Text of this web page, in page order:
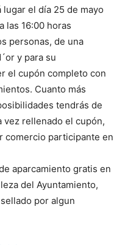
el día 25 de mayo
las 16:00 horas
personas, de una
y para su
el cupón completo con
Cuanto más
tendrás de
vez rellenado el cupón,
comercio participante en
aparcamiento gratis en
del Ayuntamiento,
por algun